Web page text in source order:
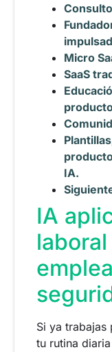
Micro
SaaS
IA.
IA
Si ya trabajas
tu rutina